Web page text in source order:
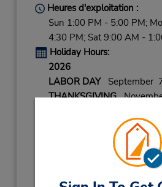
Heures d'exploitation :
Sun 1:00 PM - 5:00 PM;
4:30 PM; Sat 9:00 AM -
Holiday Hours:
2026
LABOR DAYSeptember
THANKSGIVING
December
NEW YEARS EVE